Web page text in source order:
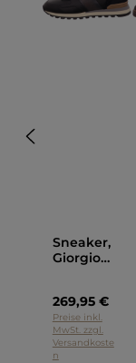
Sneaker,
Giorgio
269,95 €
Preise inkl.
MwSt. zzgl.
Versandkoste
n